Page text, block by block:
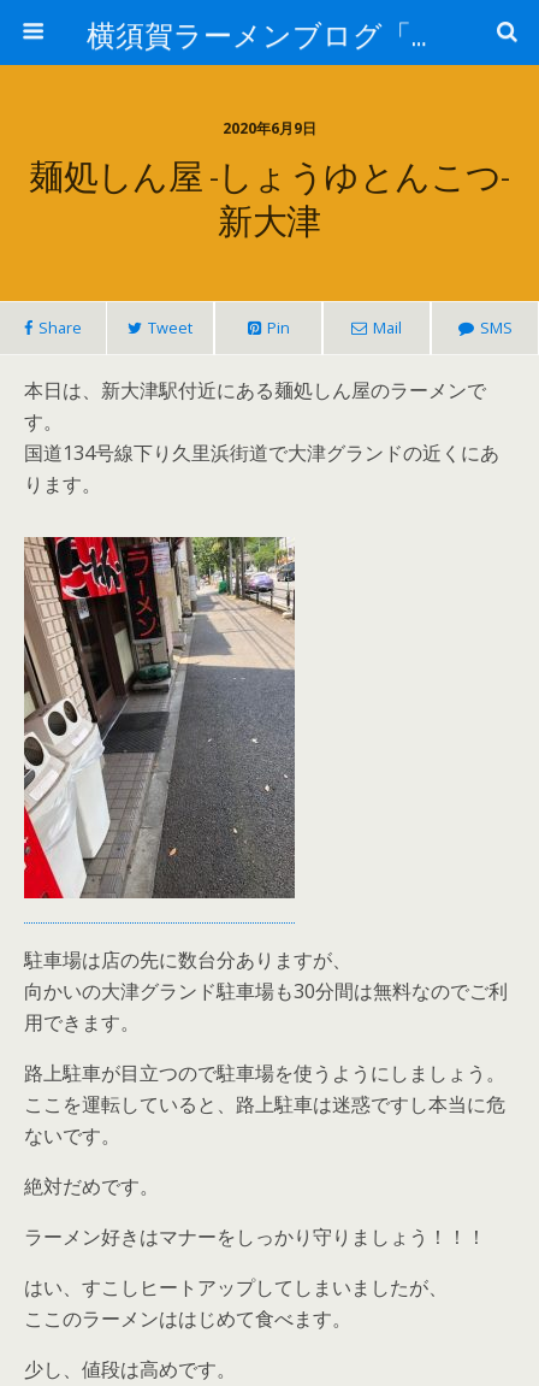
横須賀ラーメンブログ「さだはる」
2020年6月9日
麺処しん屋 -しょうゆとんこつ-
新大津
Share Tweet Pin Mail SMS
本日は、新大津駅付近にある麺処しん屋のラーメンで
す。
国道134号線下り久里浜街道で大津グランドの近くにあ
ります。
駐車場は店の先に数台分ありますが、
向かいの大津グランド駐車場も30分間は無料なのでご利
用できます。
路上駐車が目立つので駐車場を使うようにしましょう。
ここを運転していると、路上駐車は迷惑ですし本当に危
ないです。
絶対だめです。
ラーメン好きはマナーをしっかり守りましょう！！！
はい、すこしヒートアップしてしまいましたが、
ここのラーメンははじめて食べます。
少し、値段は高めです。